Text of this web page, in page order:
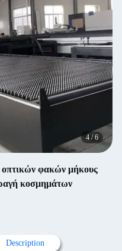
4 /6
οπτικών φακών μήκους
κοσμημάτων
Description